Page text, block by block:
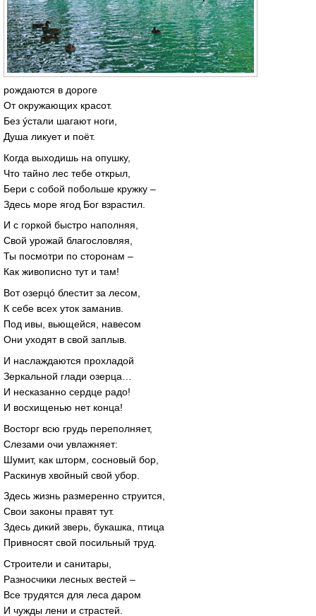
рождаются в дороге
От окружающих красот.
Без ýстали шагают ноги,
Душа ликует и поёт.
Когда выходишь на опушку,
Что тайно лес тебе открыл,
Бери с собой побольше кружку –
Здесь море ягод Бог взрастил.
И с горкой быстро наполняя,
Свой урожай благословляя,
Ты посмотри по сторонам –
Как живописно тут и там!
Вот озерцó блестит за лесом,
К себе всех уток заманив.
Под ивы, вьющейся, навесом
Они уходят в свой заплыв.
И наслаждаются прохладой
Зеркальной глади озерца…
И несказанно сердце радо!
И восхищенью нет конца!
Восторг всю грудь переполняет,
Слезами очи увлажняет:
Шумит, как шторм, сосновый бор,
Раскинув хвойный свой убор.
Здесь жизнь размеренно струится,
Свои законы правят тут.
Здесь дикий зверь, букашка, птица
Привносят свой посильный труд.
Строители и санитары,
Разносчики лесных вестей –
Все трудятся для леса даром
И чужды лени и страстей.